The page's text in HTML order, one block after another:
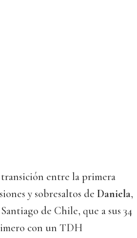
entre la primera
y sobresaltos de Daniela,
de Chile, que a sus 34
con un TDH